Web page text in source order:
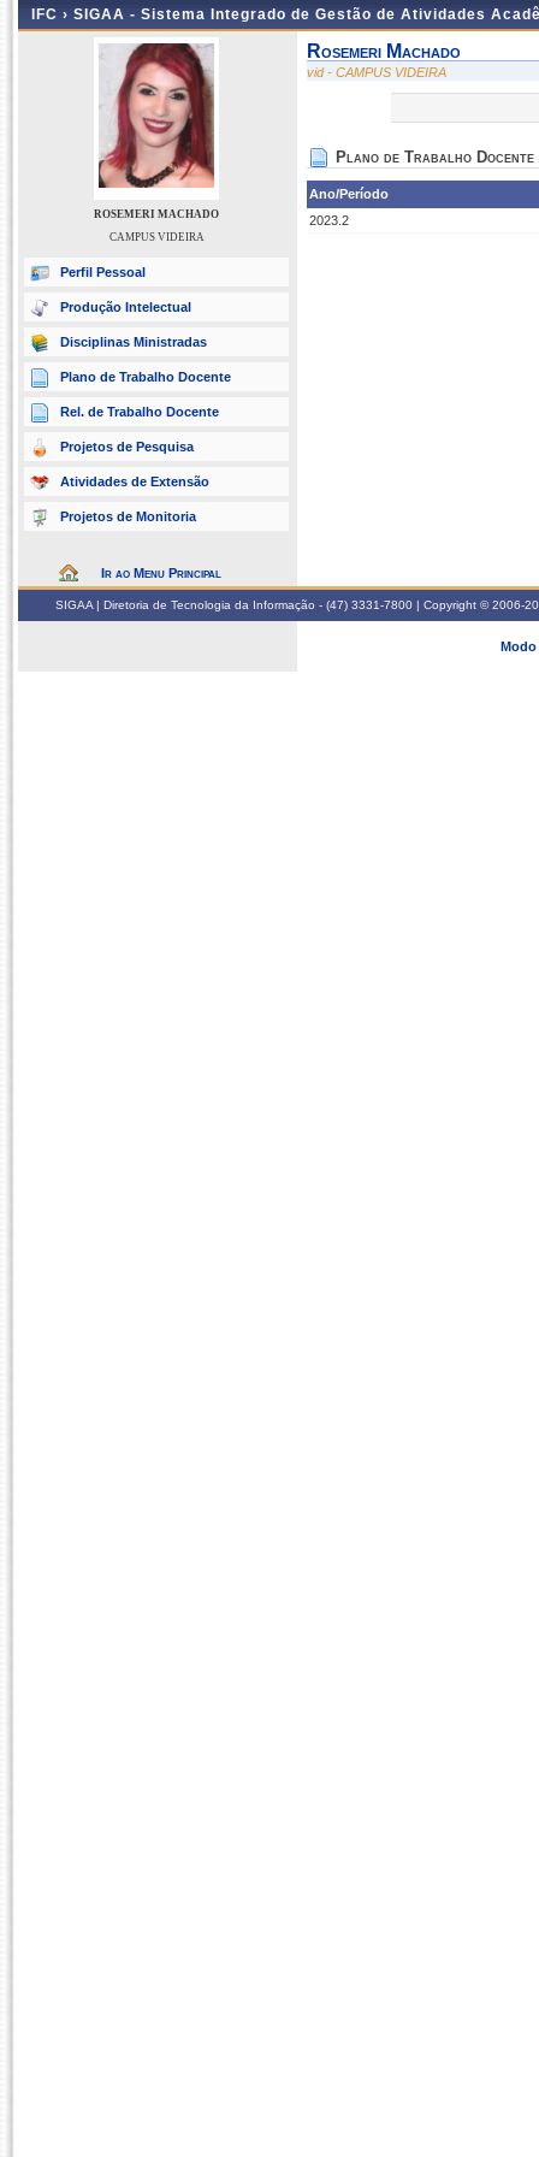
IFC › SIGAA - Sistema Integrado de Gestão de Atividades
ROSEMERI MACHADO
CAMPUS VIDEIRA
Perfil Pessoal
Produção Intelectual
Disciplinas Ministradas
Plano de Trabalho Docente
Rel. de Trabalho Docente
Projetos de Pesquisa
Atividades de Extensão
Projetos de Monitoria
Ir ao Menu Principal
Rosemeri Machado
vid - CAMPUS VIDEIRA
Plano de Trabalho Docente
Ano/Período
2023.2
SIGAA | Diretoria de Tecnologia da Informação - (47) 3331-7800 | Copyright © 2006-
Modo